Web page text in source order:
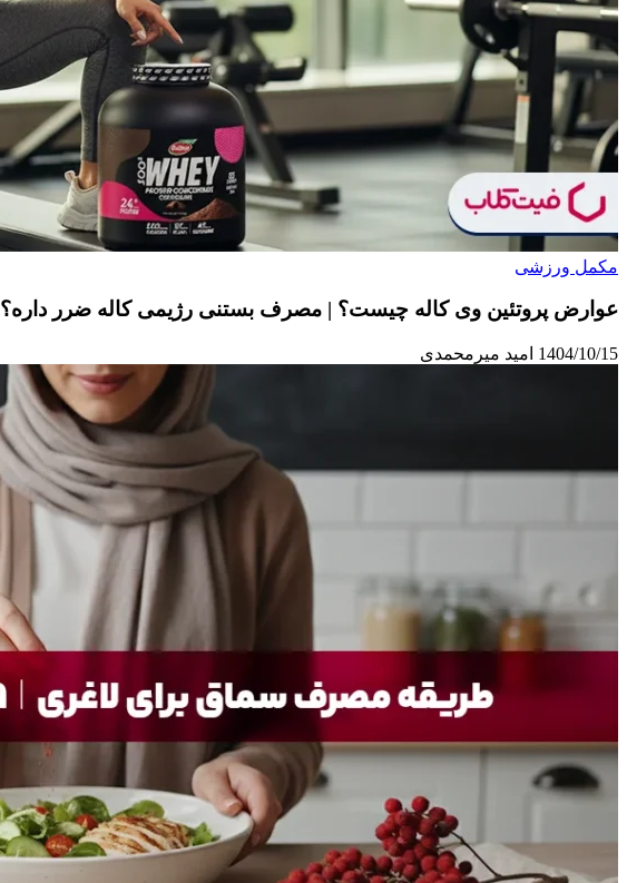
مکمل ورزشی
عوارض پروتئین وی کاله چیست؟ | مصرف بستنی رژیمی کاله ضرر داره؟
1404/10/15 امید میرمحمدی